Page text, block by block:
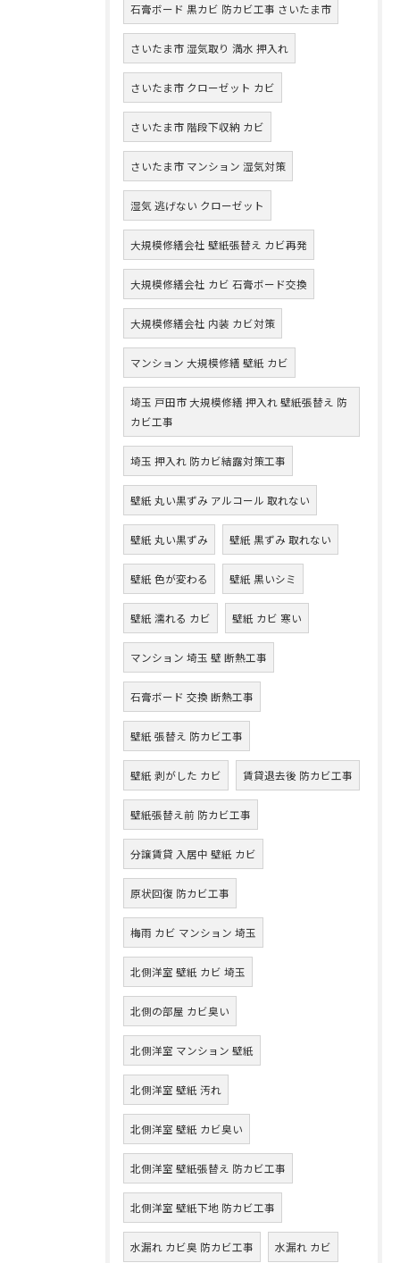
石膏ボード 黒カビ 防カビ工事 さいたま市
さいたま市 湿気取り 満水 押入れ
さいたま市 クローゼット カビ
さいたま市 階段下収納 カビ
さいたま市 マンション 湿気対策
湿気 逃げない クローゼット
大規模修繕会社 壁紙張替え カビ再発
大規模修繕会社 カビ 石膏ボード交換
大規模修繕会社 内装 カビ対策
マンション 大規模修繕 壁紙 カビ
埼玉 戸田市 大規模修繕 押入れ 壁紙張替え 防
カビ工事
埼玉 押入れ 防カビ結露対策工事
壁紙 丸い黒ずみ アルコール 取れない
壁紙 丸い黒ずみ 壁紙 黒ずみ 取れない
壁紙 色が変わる 壁紙 黒いシミ
壁紙 濡れる カビ 壁紙 カビ 寒い
マンション 埼玉 壁 断熱工事
石膏ボード 交換 断熱工事
壁紙 張替え 防カビ工事
壁紙 剥がした カビ 賃貸退去後 防カビ工事
壁紙張替え前 防カビ工事
分譲賃貸 入居中 壁紙 カビ
原状回復 防カビ工事
梅雨 カビ マンション 埼玉
北側洋室 壁紙 カビ 埼玉
北側の部屋 カビ臭い
北側洋室 マンション 壁紙
北側洋室 壁紙 汚れ
北側洋室 壁紙 カビ臭い
北側洋室 壁紙張替え 防カビ工事
北側洋室 壁紙下地 防カビ工事
水漏れ カビ臭 防カビ工事 水漏れ カビ